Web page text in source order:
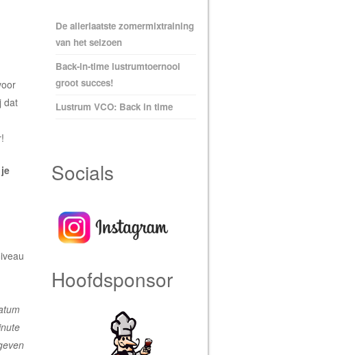
dat
De allerlaatste zomermixtraining
van het seizoen
Back-in-time lustrumtoernooi
groot succes!
Lustrum VCO: Back in time
Socials
Hoofdsponsor